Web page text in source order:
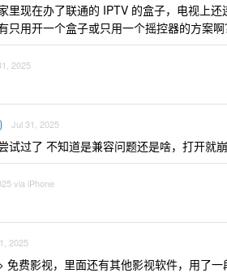
里现在办了联通的 IPTV 的盒子，电视上
只用开一个盒子或只用一个摇控器的方案啊
2025
Jul 31, 2025
试过了 不知道是兼容问题还是啥，打开就
via iPhone
2025
免费影视，里面还有其他影视软件，用了